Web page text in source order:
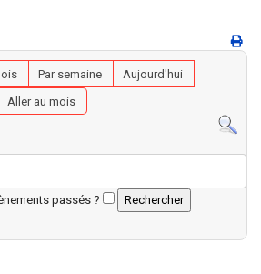
Par semaine
Aujourd'hui
Aller au mois
passés ?